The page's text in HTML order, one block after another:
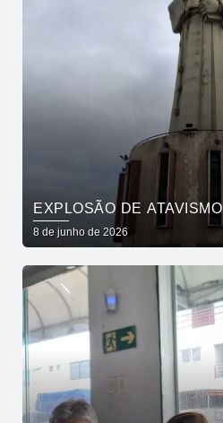
EXPLOSÃO DE ATAVISMO
8 de junho de 2026